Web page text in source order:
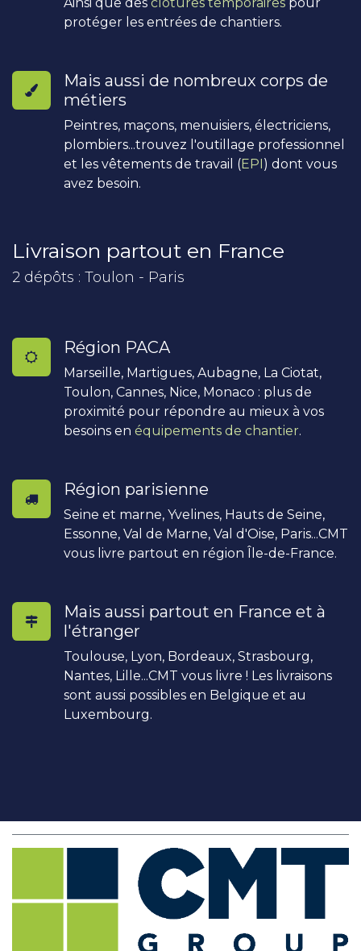
protéger les entrées de chantiers.
Mais aussi de nombreux corps de
métiers
Peintres, maçons, menuisiers, électriciens,
plombiers...trouvez l'outillage professionnel
et les vêtements de travail (EPI) dont vous
avez besoin.
Livraison partout en France
2 dépôts : Toulon - Paris
Région PACA
Marseille, Martigues, Aubagne, La Ciotat,
Toulon, Cannes, Nice, Monaco : plus de
proximité pour répondre au mieux à vos
besoins en équipements de chantier.
Région parisienne
Seine et marne, Yvelines, Hauts de Seine,
Essonne, Val de Marne, Val d'Oise, Paris...CMT
vous livre partout en région Île-de-France.
Mais aussi partout en France et à
l'étranger
Toulouse, Lyon, Bordeaux, Strasbourg,
Nantes, Lille...CMT vous livre ! Les livraisons
sont aussi possibles en Belgique et au
Luxembourg.